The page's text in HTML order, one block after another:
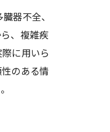
器不全、
、複雑疾
に用いら
のある情